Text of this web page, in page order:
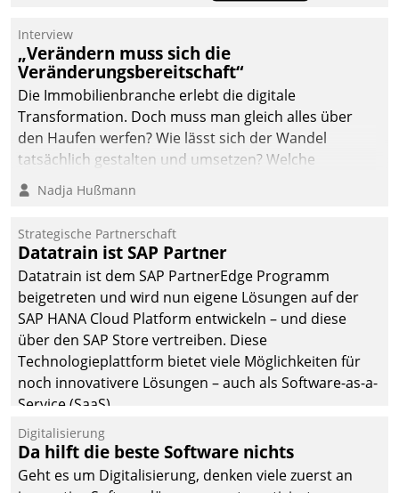
Die monatlichen
Mitteilungen zum
Heizungs- und
Wasserverbrauch gehen
automatisiert, vollständig
und auf Wunsch über
mehrere zuvor
Kommunikationswege bei
Interview
„Verändern muss sich die
Veränderungsbereitschaft“
Die Immobilienbranche erlebt die digitale
Transformation. Doch muss man gleich alles über
den Haufen werfen? Wie lässt sich der Wandel
tatsächlich gestalten und umsetzen? Welche
Argumente zählen wirklich?
Nadja Hußmann
Strategische Partnerschaft
Datatrain ist SAP Partner
Datatrain ist dem SAP PartnerEdge Programm
beigetreten und wird nun eigene Lösungen auf der
SAP HANA Cloud Platform entwickeln – und diese
über den SAP Store vertreiben. Diese
Technologieplattform bietet viele Möglichkeiten für
noch innovativere Lösungen – auch als Software-as-a-
Service (SaaS).
Digitalisierung
Da hilft die beste Software nichts
Geht es um Digitalisierung, denken viele zuerst an